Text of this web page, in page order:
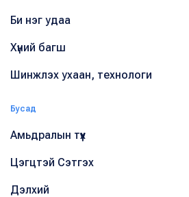
Би нэг удаа
Хүний багш
Шинжлэх ухаан, технологи
Бусад
Амьдралын түүх
Цэгцтэй Сэтгэх
Дэлхий